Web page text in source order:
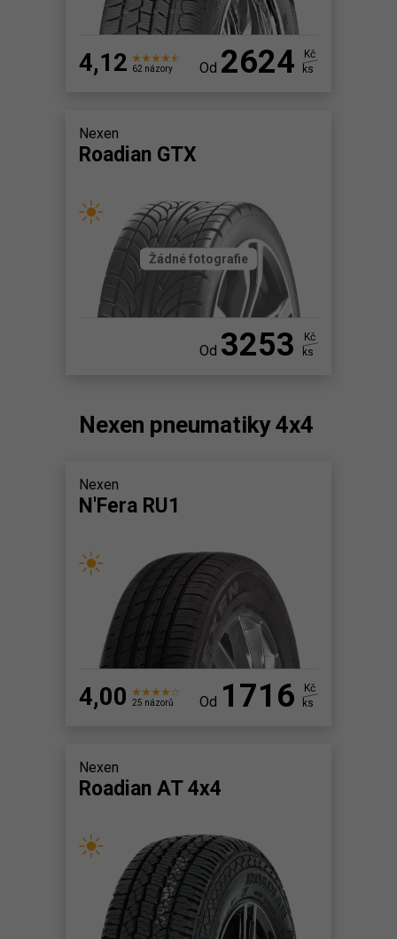
4,12 62 názory Od 2624
Kč
ks
Nexen
Roadian GTX
Žádné fotografie
Od 3253
Kč
ks
Nexen pneumatiky 4x4
Nexen
N'Fera RU1
4,00 25 názorů Od 1716
Kč
ks
Nexen
Roadian AT 4x4